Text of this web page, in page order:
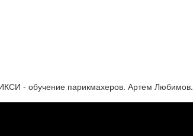
- обучение парикмахеров. Артем Любимов.